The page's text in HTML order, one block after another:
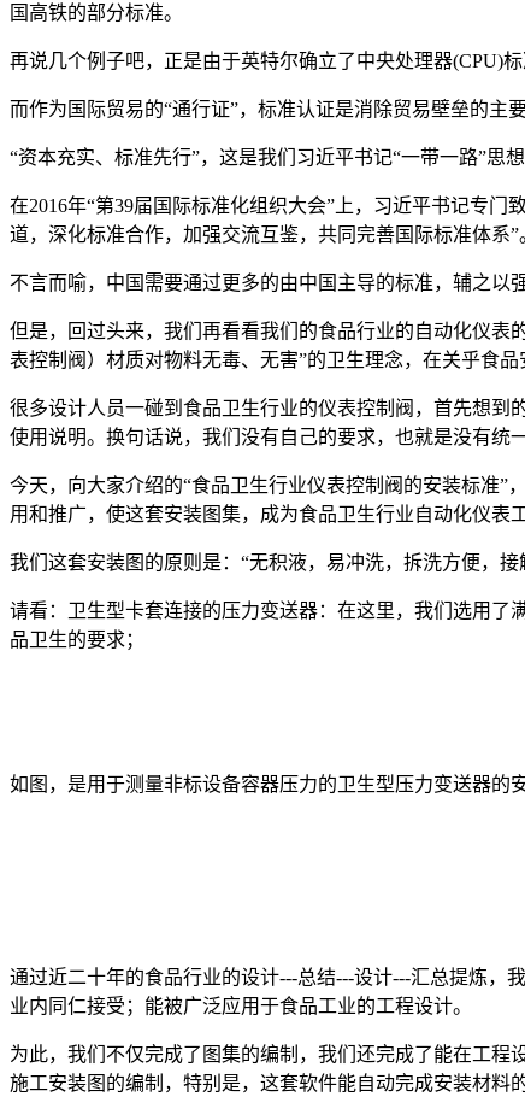
国高铁的部分标准。
再说几个例子吧，正是由于英特尔确立了中央处理器(CPU)
而作为国际贸易的“通行证”，标准认证是消除贸易壁垒的主
“资本充实、标准先行”，这是我们习近平书记“一带一路”思
在2016年“第39届国际标准化组织大会”上，习近平书记专
道，深化标准合作，加强交流互鉴，共同完善国际标准体系”
不言而喻，中国需要通过更多的由中国主导的标准，辅之以
但是，回过头来，我们再看看我们的食品行业的自动化仪表
表控制阀）材质对物料无毒、无害”的卫生理念，在关乎食品
很多设计人员一碰到食品卫生行业的仪表控制阀，首先想
使用说明。换句话说，我们没有自己的要求，也就是没有统
今天，向大家介绍的“食品卫生行业仪表控制阀的安装标准
用和推广，使这套安装图集，成为食品卫生行业自动化仪表
我们这套安装图的原则是：“无积液，易冲洗，拆洗方便，
请看：卫生型卡套连接的压力变送器：在这里，我们选用了
品卫生的要求；
如图，是用于测量非标设备容器压力的卫生型压力变送器的
通过近二十年的食品行业的设计---总结---设计---汇总提炼，
业内同仁接受；能被广泛应用于食品工业的工程设计。
为此，我们不仅完成了图集的编制，我们还完成了能在工
施工安装图的编制，特别是，这套软件能自动完成安装材料